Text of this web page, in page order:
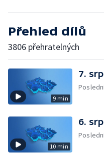
Přehled dílů
3806 přehratelných
9 min
7.
10 min
6.